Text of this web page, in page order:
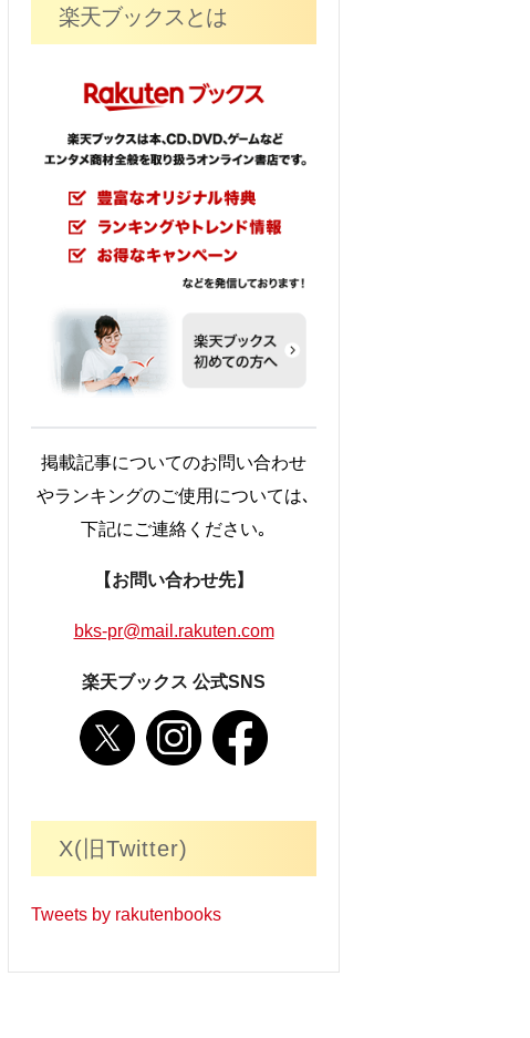
楽天ブックスとは
掲載記事についてのお問い合わせ
やランキングのご使用については､
下記にご連絡ください｡
【お問い合わせ先】
bks-pr@mail.rakuten.com
楽天ブックス 公式SNS
X(旧Twitter)
Tweets by rakutenbooks